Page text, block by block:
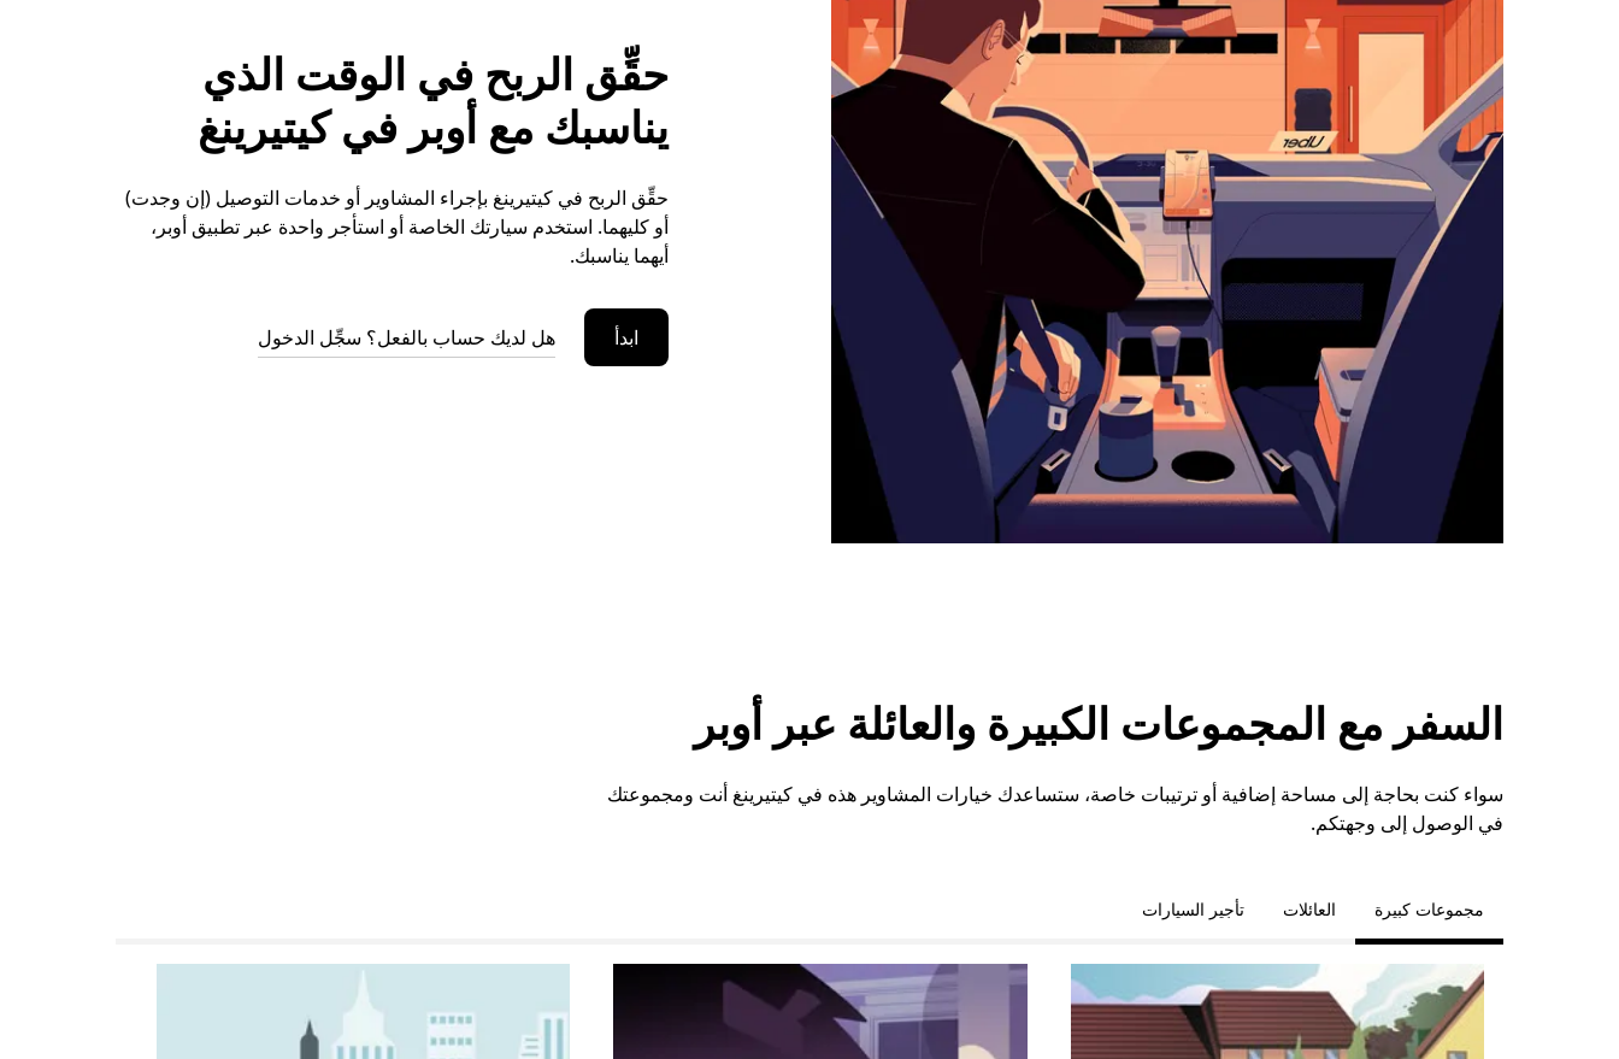
الخروج
التقويم.
حقِّق الربح في الوقت الذي
يناسبك مع أوبر في كيتيرينغ
حقِّق الربح في كيتيرينغ بإجراء المشاوير أو خدمات التوصيل (إن وجدت)
أو كليهما. استخدم سيارتك الخاصة أو استأجر واحدة عبر تطبيق أوبر،
أيهما يناسبك.
ابدأ هل لديك حساب بالفعل؟ سجِّل الدخول
السفر مع المجموعات الكبيرة والعائلة عبر أوبر
سواء كنت بحاجة إلى مساحة إضافية أو ترتيبات خاصة، ستساعدك خيارات المشاوير هذه في كيتيرينغ أنت ومجموعتك
في الوصول إلى وجهتكم.
مجموعات كبيرة العائلات تأجير السيارات